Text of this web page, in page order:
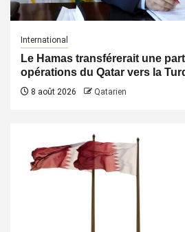
International
Le Hamas transférerait une
opérations du Qatar vers la
8 août 2026 Qatarien